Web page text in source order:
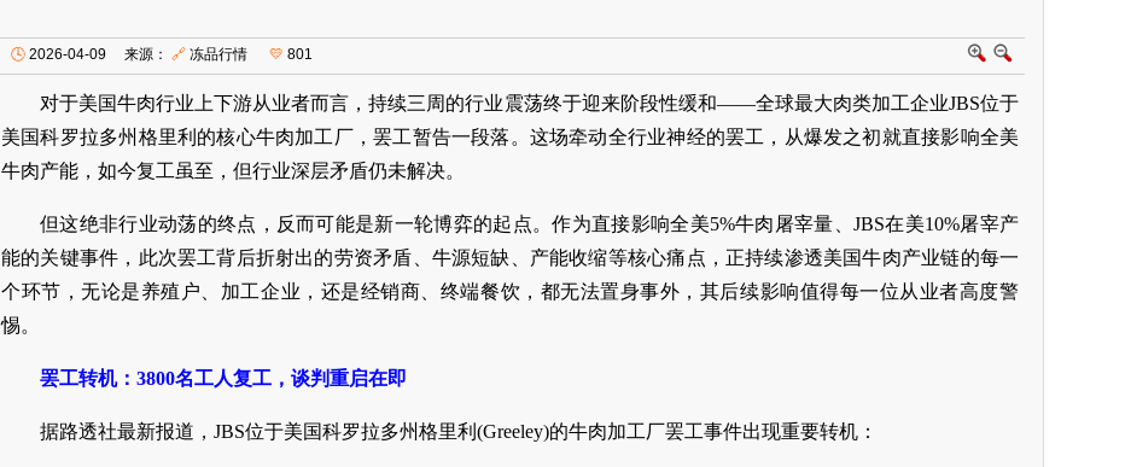
🕓 2026-04-09 来源： 🔗 冻品行情 💛 801
对于美国牛肉行业上下游从业者而言，持续三周的行业震荡终于迎来阶段性缓和——全球最大肉类加工企业JBS位于
美国科罗拉多州格里利的核心牛肉加工厂，罢工暂告一段落。这场牵动全行业神经的罢工，从爆发之初就直接影响全美
牛肉产能，如今复工虽至，但行业深层矛盾仍未解决。
但这绝非行业动荡的终点，反而可能是新一轮博弈的起点。作为直接影响全美5%牛肉屠宰量、JBS在美10%屠宰产
能的关键事件，此次罢工背后折射出的劳资矛盾、牛源短缺、产能收缩等核心痛点，正持续渗透美国牛肉产业链的每一
个环节，无论是养殖户、加工企业，还是经销商、终端餐饮，都无法置身事外，其后续影响值得每一位从业者高度警
惕。
罢工转机：3800名工人复工，谈判重启在即
据路透社最新报道，JBS位于美国科罗拉多州格里利(Greeley)的牛肉加工厂罢工事件出现重要转机：